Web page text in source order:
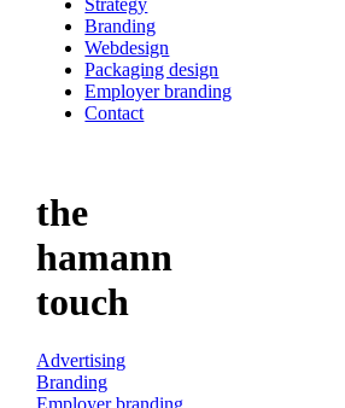
Branding
Webdesign
Packaging design
Employer branding
Contact
the
hamann
touch
Advertising
Branding